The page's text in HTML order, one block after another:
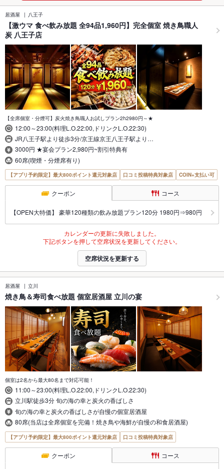
居酒屋 八王子
【激ウマ 食べ飲み放題 全94品1,960円】完全個室 焼き鳥職人
炭 八王子店
【全席個室・分煙可】炭火焼き鳥職人お試しプラン2h2980円～★
12:00～23:00(料理L.O.22:00,ドリンクL.O.22:30)
JR八王子駅より徒歩3分/京王線京王八王子駅より…
3000円 ★宴会プラン2,980円~割引特典有
60席(喫煙・分煙席有り)
【アプリ予約限定】最大800ポイント還元対象店 口コミ投稿特典対象店 COIN+支払い可
クーポン コース
【OPEN大特価】 豪華120種類の飲み放題プラン120分 1980円⇒980円
カレンダーの更新に失敗しました。
下記ボタンを押して空席状況を更新してください。
空席状況を更新する
居酒屋 立川
焼き鳥＆寿司食べ放題 個室居酒屋 立川の宴
個室は2名から最大80名まで対応可能！
11:00～23:00(料理L.O.22:00,ドリンクL.O.22:30)
立川駅徒歩3分 旬の海の幸と炭火の香ばしさ
旬の海の幸と炭火の香ばしさが自慢の個室居酒屋
80席(当店は全席個室を完備！焼き鳥や海鮮が自慢の和食居酒屋)
【アプリ予約限定】最大800ポイント還元対象店 口コミ投稿特典対象店
クーポン コース